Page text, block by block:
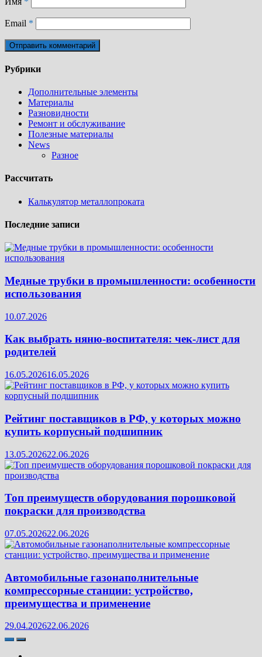
Email *
Рубрики
Дополнительные элементы
Материалы
Разновидности
Ремонт и обслуживание
Полезные материалы
News
Разное
Рассчитать
Калькулятор металлопроката
Последние записи
Медные трубки в промышленности: особенности
использования
10.07.2026
Как выбрать няню-воспитателя: чек‑лист для
родителей
16.05.202616.05.2026
Рейтинг поставщиков в РФ, у которых можно
купить корпусный подшипник
13.05.202622.06.2026
Топ преимуществ оборудования порошковой
покраски для производства
07.05.202622.06.2026
Автомобильные газонаполнительные
компрессорные станции: устройство,
преимущества и применение
29.04.202622.06.2026